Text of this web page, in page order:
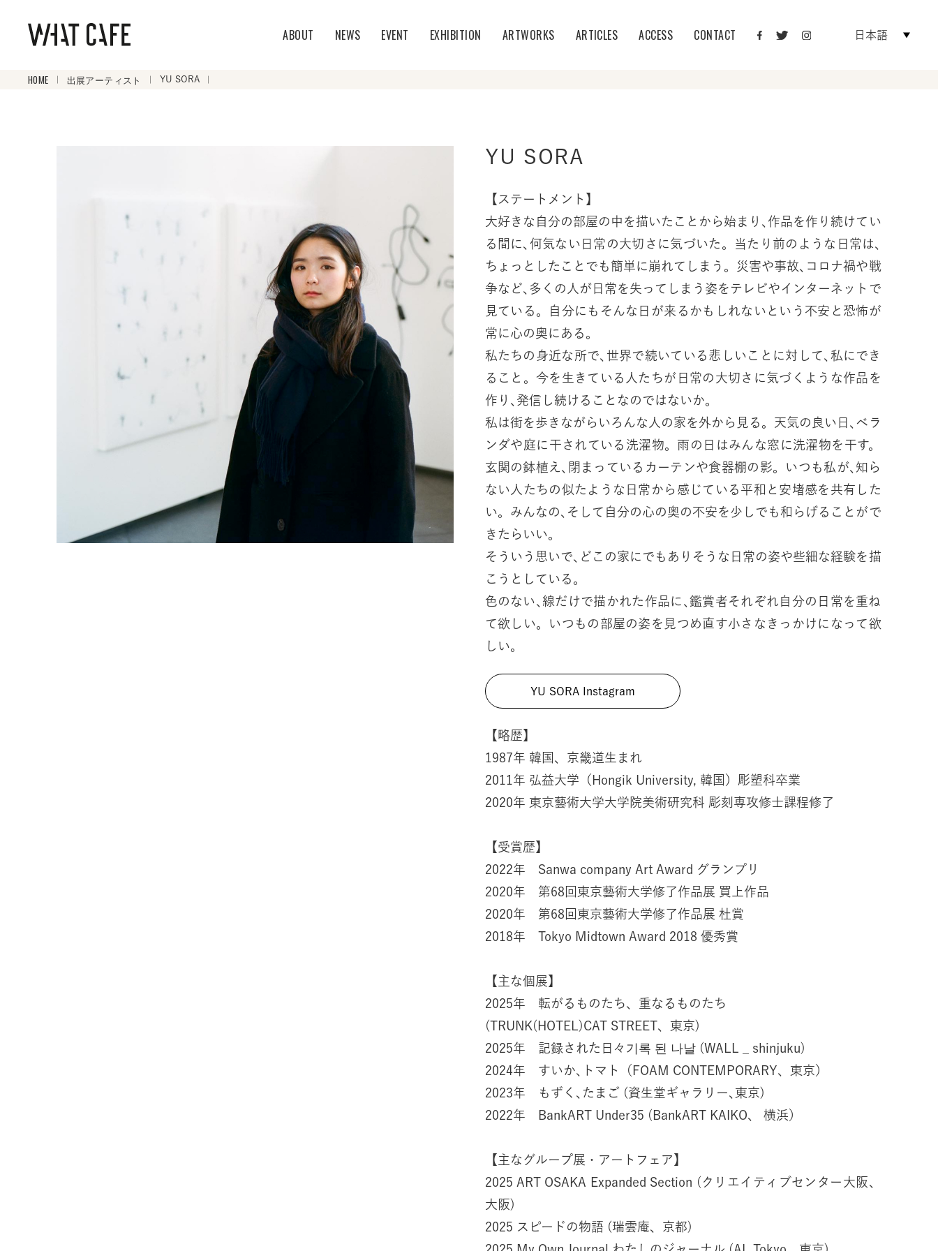
ABOUT NEWS EVENT EXHIBITION ARTWORKS ARTICLES ACCESS CONTACT 日本語
HOME 出展アーティスト YU SORA
YU SORA
【ステートメント】
大好きな自分の部屋の中を描いたことから始まり､作品を作り続けてい
る間に､何気ない日常の大切さに気づいた。当たり前のような日常は､
ちょっとしたことでも簡単に崩れてしまう。災害や事故､コロナ禍や戦
争など､多くの人が日常を失ってしまう姿をテレビやインターネットで
見ている。自分にもそんな日が来るかもしれないという不安と恐怖が
常に心の奥にある。
私たちの身近な所で､世界で続いている悲しいことに対して､私にでき
ること。今を生きている人たちが日常の大切さに気づくような作品を
作り､発信し続けることなのではないか。
私は街を歩きながらいろんな人の家を外から見る。天気の良い日､ベラ
ンダや庭に干されている洗濯物。雨の日はみんな窓に洗濯物を干す。
玄関の鉢植え､閉まっているカーテンや食器棚の影。いつも私が､知ら
ない人たちの似たような日常から感じている平和と安堵感を共有した
い。みんなの､そして自分の心の奥の不安を少しでも和らげることがで
きたらいい。
そういう思いで､どこの家にでもありそうな日常の姿や些細な経験を描
こうとしている。
色のない､線だけで描かれた作品に､鑑賞者それぞれ自分の日常を重ね
て欲しい。いつもの部屋の姿を見つめ直す小さなきっかけになって欲
しい。
YU SORA Instagram
【略歴】
1987年 韓国、京畿道生まれ
2011年 弘益大学（Hongik University, 韓国）彫塑科卒業
2020年 東京藝術大学大学院美術研究科 彫刻専攻修士課程修了
【受賞歴】
2022年 Sanwa company Art Award グランプリ
2020年 第68回東京藝術大学修了作品展 買上作品
2020年 第68回東京藝術大学修了作品展 杜賞
2018年 Tokyo Midtown Award 2018 優秀賞
【主な個展】
2025年 転がるものたち、重なるものたち
(TRUNK(HOTEL)CAT STREET、東京)
2025年 記録された日々기록 된 나날 (WALL _ shinjuku)
2024年 すいか､トマト（FOAM CONTEMPORARY、東京）
2023年 もずく､たまご (資生堂ギャラリー､東京)
2022年 BankART Under35 (BankART KAIKO、 横浜）
【主なグループ展・アートフェア】
2025 ART OSAKA Expanded Section (クリエイティブセンター大阪、
大阪)
2025 スピードの物語 (瑞雲庵、京都)